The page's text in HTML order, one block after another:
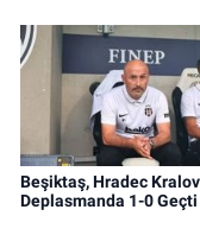
Beşiktaş, Hradec
Deplasmanda 1-0 Geçti